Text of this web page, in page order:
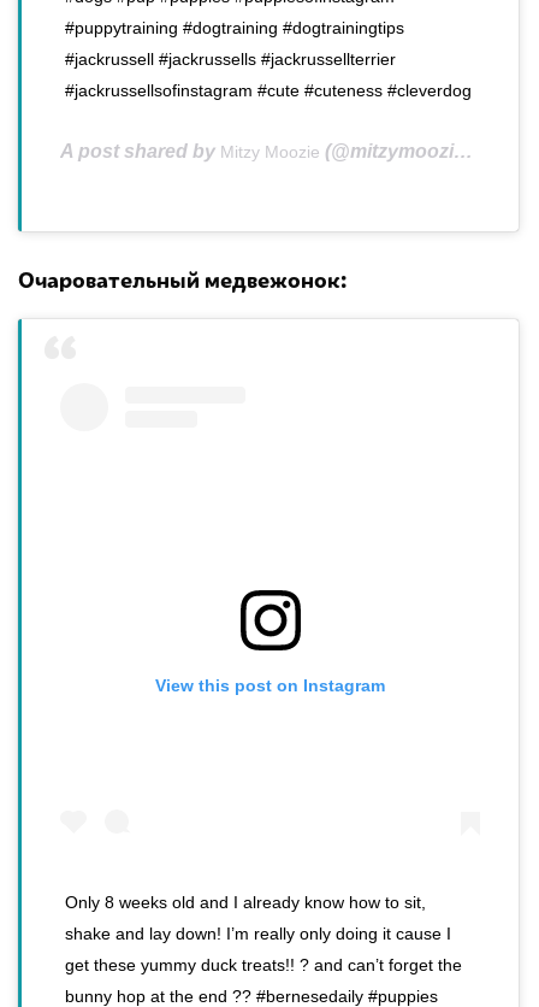
#puppytraining #dogtraining #dogtrainingtips
#jackrussell #jackrussells #jackrussellterrier
#jackrussellsofinstagram #cute #cuteness #cleverdog
A post shared by Mitzy Moozie (@mitzymoozie) on
Очаровательный медвежонок:
View this post on Instagram
Only 8 weeks old and I already know how to sit,
shake and lay down! I’m really only doing it cause I
get these yummy duck treats!! ? and can’t forget the
bunny hop at the end ?? #bernesedaily #puppies